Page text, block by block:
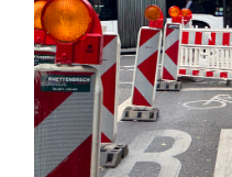
Mein Stadtteil
Galerie
Verkehrsmeldungen